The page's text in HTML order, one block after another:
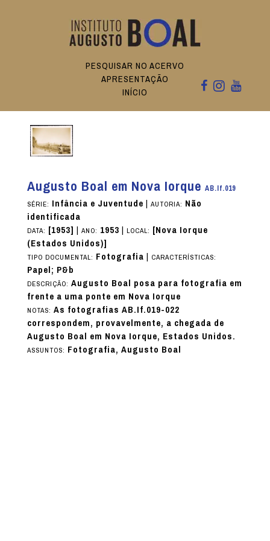
PESQUISAR NO ACERVO
APRESENTAÇÃO
INÍCIO
Augusto Boal em Nova Iorque AB.If.019
SÉRIE: Infância e Juventude| AUTORIA: Não
identificada
DATA: [1953] | ANO: 1953| LOCAL: [Nova Iorque
(Estados Unidos)]
TIPO DOCUMENTAL: Fotografia| CARACTERÍSTICAS:
Papel; P&b
DESCRIÇÃO: Augusto Boal posa para fotografia em
frente a uma ponte em Nova Iorque
NOTAS: As fotografias AB.If.019-022
correspondem, provavelmente, a chegada de
Augusto Boal em Nova Iorque, Estados Unidos.
ASSUNTOS: Fotografia, Augusto Boal